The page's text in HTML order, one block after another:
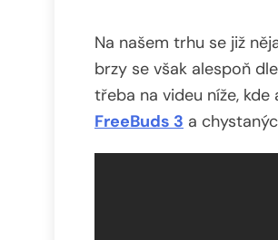
Na našem trhu se již
brzy se však alespoň
třeba na videu níže,
FreeBuds 3 a